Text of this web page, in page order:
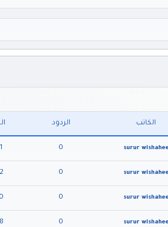
الكاتب الردود
surur
0
surur
0
surur
0
surur
0